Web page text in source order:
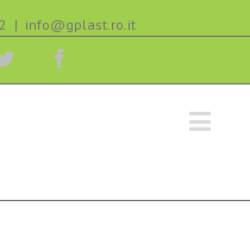
| info@gplast.ro.it
Twitter